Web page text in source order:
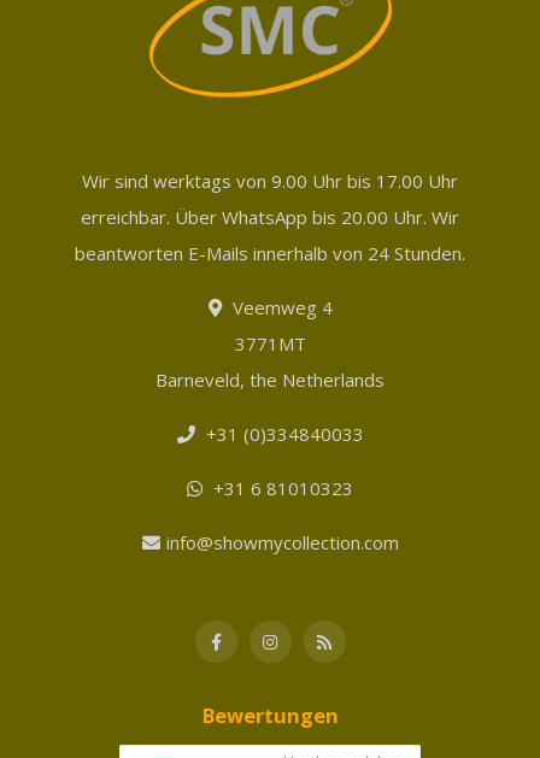
Wir sind werktags von 9.00 Uhr bis 17.00 Uhr
erreichbar. Über WhatsApp bis 20.00 Uhr. Wir
beantworten E-Mails innerhalb von 24 Stunden.
Veemweg 4
3771MT
Barneveld, the Netherlands
+31 (0)334840033
+31 6 81010323
info@showmycollection.com
Bewertungen